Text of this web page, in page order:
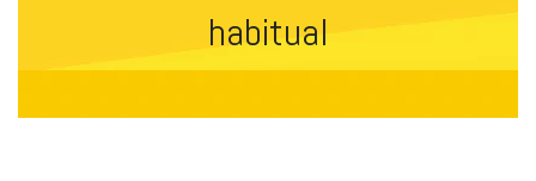
habitual